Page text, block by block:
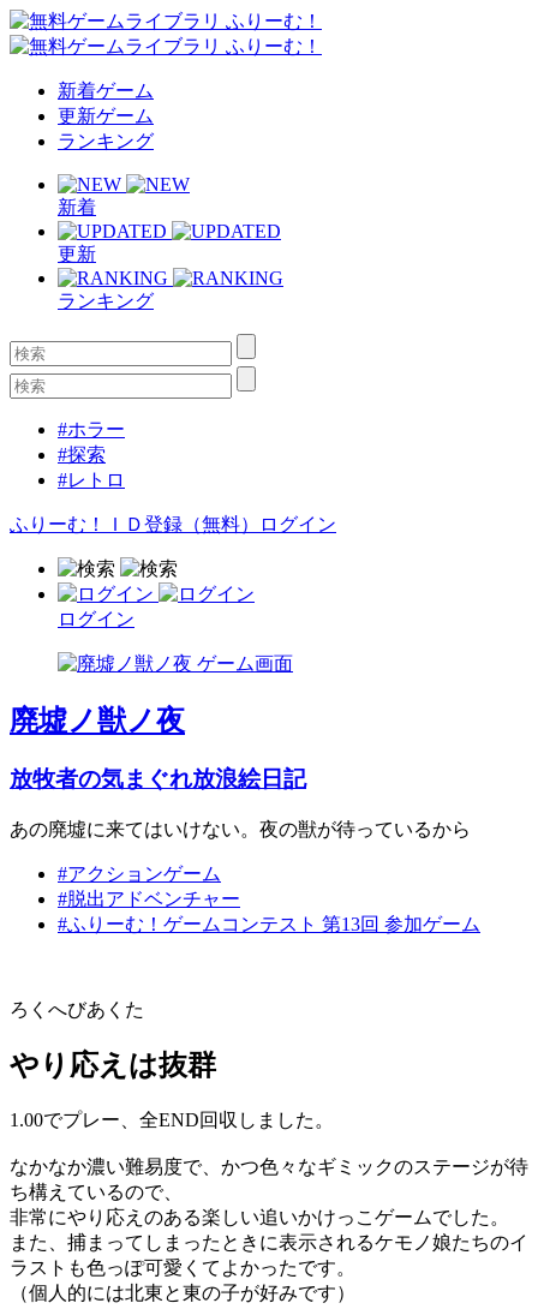
新着ゲーム
更新ゲーム
ランキング
新着
更新
ランキング
#ホラー
#探索
#レトロ
ふりーむ！ＩＤ登録（無料） ログイン
ログイン
廃墟ノ獣ノ夜
放牧者の気まぐれ放浪絵日記
あの廃墟に来てはいけない。夜の獣が待っているから
#アクションゲーム
#脱出アドベンチャー
#ふりーむ！ゲームコンテスト 第13回 参加ゲーム
ろくへびあくた
やり応えは抜群
1.00でプレー、全END回収しました。
なかなか濃い難易度で、かつ色々なギミックのステージが待
ち構えているので、
非常にやり応えのある楽しい追いかけっこゲームでした。
また、捕まってしまったときに表示されるケモノ娘たちのイ
ラストも色っぽ可愛くてよかったです。
（個人的には北東と東の子が好みです）